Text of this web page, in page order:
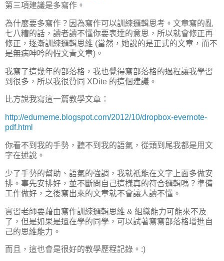
第三項建議是多寫作。
為什麼要多寫作？因為寫作可以訓練邏輯思考。文章寫的亂
七八糟的話，讀者讀不懂你要表達的意思，所以就會修正再
修正，逐漸訓練邏輯思維 (當然，她說的是正式的文章，而不
是無病呻吟的假文青文章)。
我寫了這幾年的部落格，我也覺得寫部落格的過程讓我學習
到很多，所以我很贊同 XDite 的這個建議。
比方說我寫這一篇教學文章：
http://edumeme.blogspot.com/2012/10/dropbox-evernote-
pdf.html
你看不到我的手勢，聽不到我的語氣，從頭到尾我都是用文
字在述說。
少了手勢的幫助、語氣的強調，我就祇能在文字上面多做安
排。事先安排好，並不斷問自己這樣真的符合邏輯嗎？準備
工作做好，之後寫出來的文章就不會讓人讀不懂。
實習老師要藉由寫作訓練邏輯思維 & 組織能力可能來不及
了，但是如果是還在學的同學，可以試著寫寫部落格增進自
己的思維能力。
而且，這也會是很好的教學歷程記錄。:)